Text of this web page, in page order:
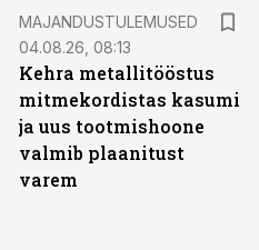
MAJANDUSTULEMUSED
04.08.26, 08:13
Kehra metallitööstus
mitmekordistas kasumi
ja uus tootmishoone
valmib plaanitust
varem